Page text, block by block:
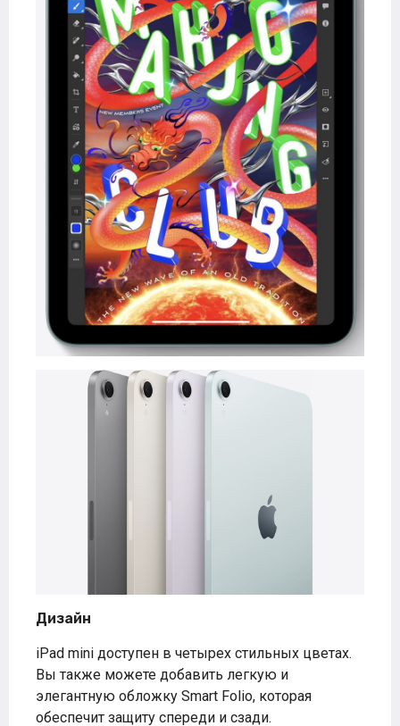
Дизайн
iPad mini доступен в четырех стильных цветах.
Вы также можете добавить легкую и
элегантную обложку Smart Folio, которая
обеспечит защиту спереди и сзади.